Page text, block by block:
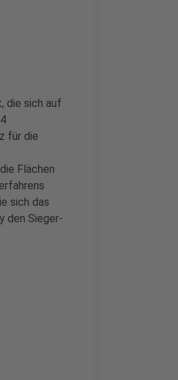
die sich auf
für die
Flächen
sich das
den Sieger-